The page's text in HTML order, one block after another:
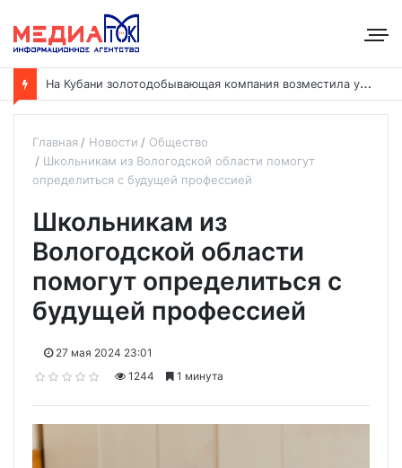
Н
а Кубани золотодобывающая компания возместила ущерб рекам на сумму почти 28 млн рублей
Главная Новости
Общество
Школьникам из Вологодской области помогут
определиться с будущей профессией
Школьникам из
Вологодской области
помогут определиться с
будущей профессией
27 мая 2024 23:01
1244
1 минута